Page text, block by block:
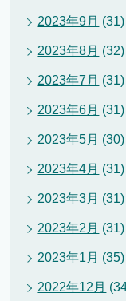
2023年9月 (31)
2023年8月 (32)
2023年7月 (31)
2023年6月 (31)
2023年5月 (30)
2023年4月 (31)
2023年3月 (31)
2023年2月 (31)
2023年1月 (35)
2022年12月